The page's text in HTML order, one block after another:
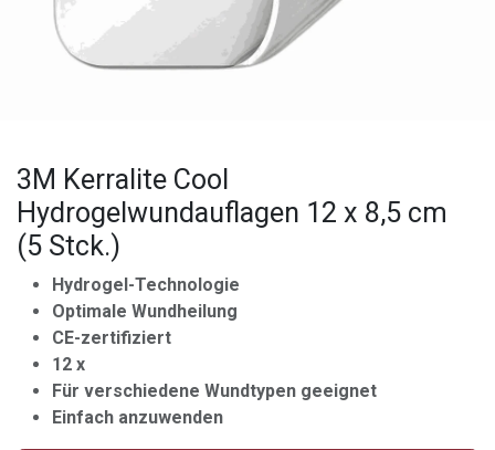
3M Kerralite Cool
Hydrogelwundauflagen 12 x 8,5 cm
(5 Stck.)
Hydrogel-Technologie
Optimale Wundheilung
CE-zertifiziert
12 x
Für verschiedene Wundtypen geeignet
Einfach anzuwenden